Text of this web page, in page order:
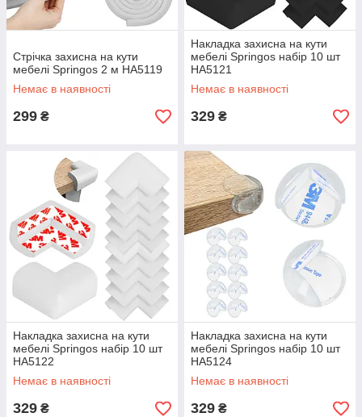
Стрічка захисна на кути
мебелі Springos 2 м HA5119
Немає в наявності
299 ₴
Накладка захисна на кути
мебелі Springos набір 10 шт
HA5121
Немає в наявності
329 ₴
Накладка захисна на кути
мебелі Springos набір 10 шт
HA5122
Немає в наявності
329 ₴
Накладка захисна на кути
мебелі Springos набір 10 шт
HA5124
Немає в наявності
329 ₴